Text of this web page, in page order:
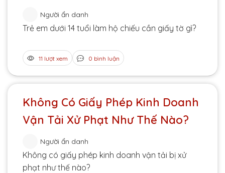
Người ẩn danh
Trẻ em dưới 14 tuổi làm hộ chiếu cần giấy tờ gì?
11 lượt xem 0 bình luận
Không Có Giấy Phép Kinh Doanh
Vận Tải Xử Phạt Như Thế Nào?
Người ẩn danh
Không có giấy phép kinh doanh vận tải bị xử
phạt như thế nào?